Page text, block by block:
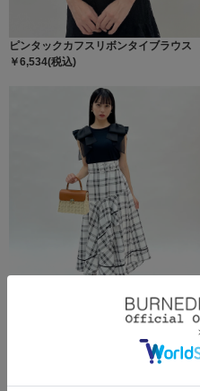
ピンタックカフスリボンタイブラウス
￥6,534(税込)
ベルト付きハンカチヘムスカート